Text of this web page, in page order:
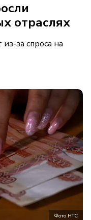
отраслях
за спроса на
Фото НТС